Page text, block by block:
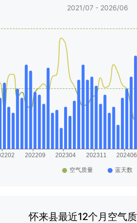
2021/07 - 2026/06
怀来县最近12个月空气